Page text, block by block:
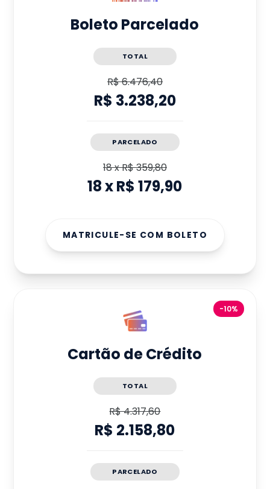
Boleto Parcelado
TOTAL
R$ 6.476,40
R$ 3.238,20
PARCELADO
18xR$ 359,80
18xR$ 179,90
MATRICULE-SE COM BOLETO
-10%
Cartão de Crédito
TOTAL
R$ 4.317,60
R$ 2.158,80
PARCELADO